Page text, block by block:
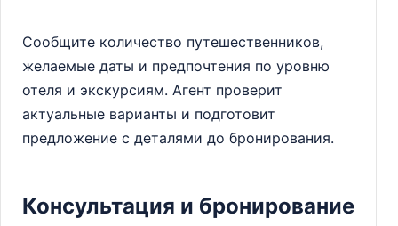
Сообщите количество путешественников,
желаемые даты и предпочтения по уровню
отеля и экскурсиям. Агент проверит
актуальные варианты и подготовит
предложение с деталями до бронирования.
Консультация и бронирование